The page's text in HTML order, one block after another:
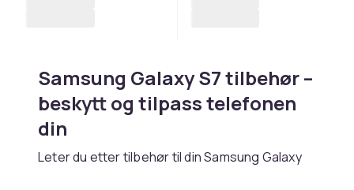
Samsung Galaxy S7 tilbehør –
beskytt og tilpass telefonen
din
Leter du etter tilbehør til din Samsung Galaxy